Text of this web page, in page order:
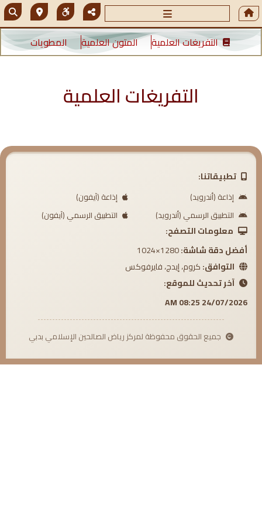
التفريغات العلمية المتون العلمية المطويات
التفريغات العلمية
تطبيقاتنا:
إذاعة (أندرويد)
إذاعة (آيفون)
التطبيق الرسمي (أندرويد)
التطبيق الرسمي (آيفون)
معلومات التصفح:
أفضل دقة شاشة:
التوافق:كروم، إيدج، فايرفوكس
آخر تحديث للموقع:
24/07/2026 08:25 AM
جميع الحقوق محفوظة لمركز رياض الصالحين الإسلامي بدبي